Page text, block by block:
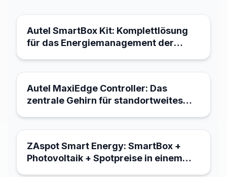
Autel SmartBox Kit: Komplettlösung
für das Energiemanagement der
21. März 2026
Autel MaxiEdge Controller: Das
zentrale Gehirn für standortweites
18. März 2026
ZAspot Smart Energy: SmartBox +
Photovoltaik + Spotpreise in einem